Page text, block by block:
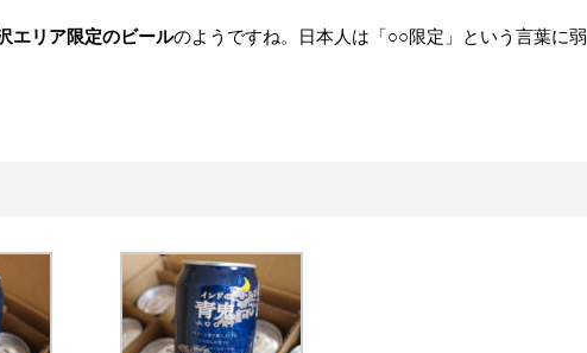
エリア限定のビールのようですね。日本人は「○○限定」という言葉に弱